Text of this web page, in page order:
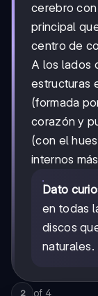
cerebro
principal
centro de
A los lados
estructuras
(formada
corazón y
(con el
internos
Dato
en todas
discos
naturales.
2 of 4